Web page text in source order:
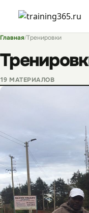
содержимому
Главная/Тренировки
19 МАТЕРИАЛОВ